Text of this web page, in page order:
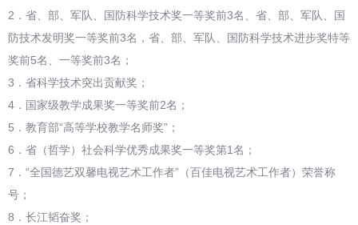
2．省、部、军队、国防科学技术奖一等奖前3名、省、部、军队、国
防技术发明奖一等奖前3名，省、部、军队、国防科学技术进步奖特等
奖前5名、一等奖前3名；
3．省科学技术突出贡献奖；
4．国家级教学成果奖一等奖前2名；
5．教育部“高等学校教学名师奖”；
6．省（哲学）社会科学优秀成果奖一等奖第1名；
7．“全国德艺双馨电视艺术工作者”（百佳电视艺术工作者）荣誉称
号；
8．长江韬奋奖；